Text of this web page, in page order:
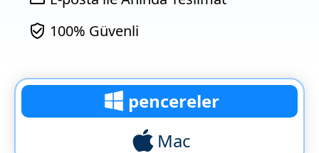
100% Güvenli
pencereler
Mac